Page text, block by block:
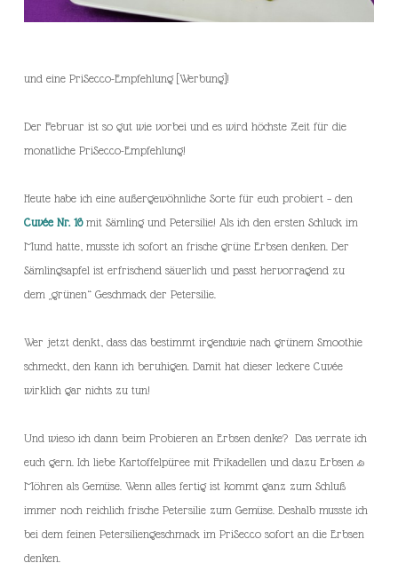
und eine PriSecco-Empfehlung [Werbung]!
Der Februar ist so gut wie vorbei und es wird höchste Zeit für die
monatliche PriSecco-Empfehlung!
Heute habe ich eine außergewöhnliche Sorte für euch probiert – den
Cuvée Nr. 16mit Sämling und Petersilie! Als ich den ersten Schluck im
Mund hatte, musste ich sofort an frische grüne Erbsen denken. Der
Sämlingsapfel ist erfrischend säuerlich und passt hervorragend zu
dem „grünen“ Geschmack der Petersilie.
Wer jetzt denkt, dass das bestimmt irgendwie nach grünem Smoothie
schmeckt, den kann ich beruhigen. Damit hat dieser leckere Cuvée
wirklich gar nichts zu tun!
Und wieso ich dann beim Probieren an Erbsen denke? Das verrate ich
euch gern. Ich liebe Kartoffelpüree mit Frikadellen und dazu Erbsen &
Möhren als Gemüse. Wenn alles fertig ist kommt ganz zum Schluß
immer noch reichlich frische Petersilie zum Gemüse. Deshalb musste ich
bei dem feinen Petersiliengeschmack im PriSecco sofort an die Erbsen
denken.